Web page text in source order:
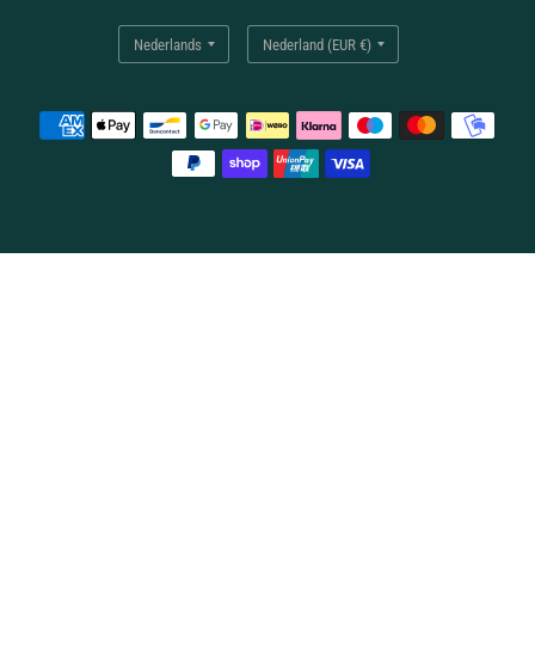
Land/regio
bijwerken
Land/regio
bijwerken